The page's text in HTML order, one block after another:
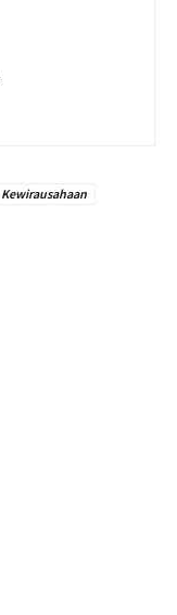
Kewirausahaan